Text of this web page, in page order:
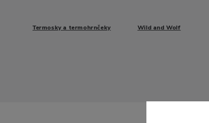
Termosky a termohrnčeky Wild and Wolf